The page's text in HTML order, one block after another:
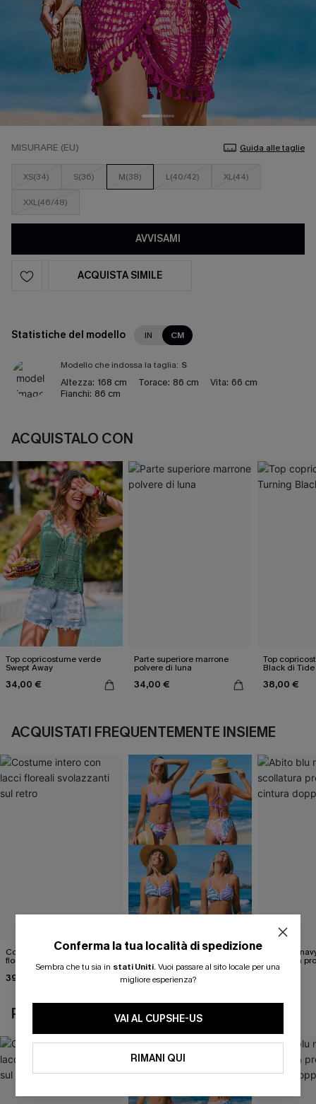
MISURARE (EU) Guida alle taglie
XS(34) S(36) M(38) L(40/42) XL(44)
XXL(46/48)
AVVISAMI
ACQUISTA SIMILE
Statistiche del modello IN CM
Modello che indossa la taglia: S
Altezza: 168 cm Torace: 86 cm Vita: 66 cm
Fianchi: 86 cm
ACQUISTALO CON
Top copricostume verde
Swept Away
34,00 €
Parte superiore marrone
polvere di luna
34,00 €
Top
Black di Tide
38,00 €
ACQUISTATI FREQUENTEMENTE INSIEME
Costume intero con lacci
floreali svolazzanti sul retro
39,00 €
Set di top bikini tropicale
media
40,00 €
Abito blu
scollatura
cintura
POTREBBE INTERESSARTI ANCHE
Conferma la tua località di spedizione
Sembra che tu sia in stati Uniti. Vuoi passare al sito locale per una
migliore esperienza?
VAI AL CUPSHE-US
RIMANI QUI